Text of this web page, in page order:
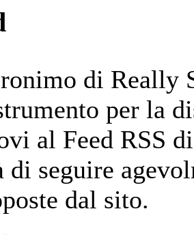
di Really
per la
al Feed RSS
di seguire
dal sito.